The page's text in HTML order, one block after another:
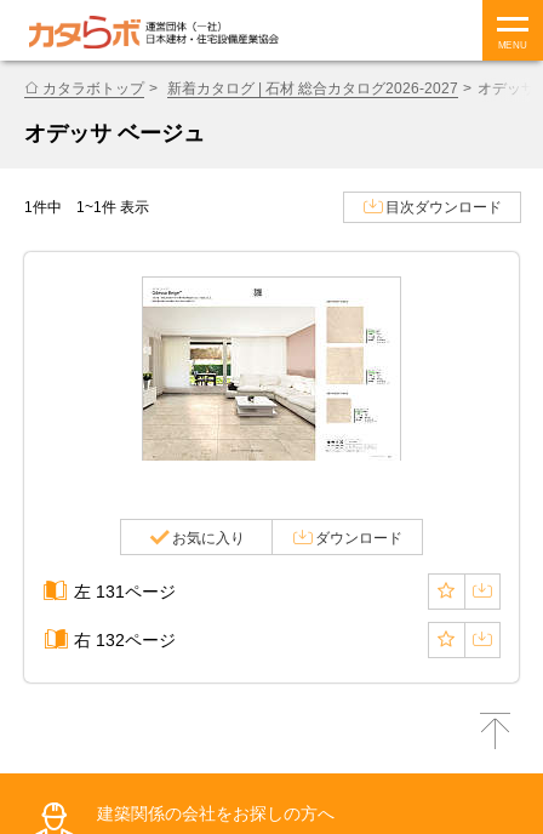
MENU
カタラボトップ 新着カタログ | 石材 総合カタログ2026-2027 オデッサ
オデッサ ベージュ
1件中 1~1件 表示 目次ダウンロード
お気に入り ダウンロード
左 131ページ
右 132ページ
建築関係の会社をお探しの方へ